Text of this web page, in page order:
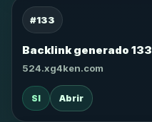
#133
Backlink generado 133
524.xg4ken.com
SI Abrir